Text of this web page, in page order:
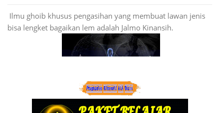
Rompi ghoib juga bisa di letakkan di sarana minyak, batu,
kembali lagi ke sumbernya di badan kita katena ijab qobul
prnyatuanya di badan , rompi ini sebagai baju spiritual kita.
Wasilah Rompi ghoib Rajah di Rajah Sulaiman :
Ilmu ghoib khusus pengasihan yang membuat lawan jenis
bisa lengket bagaikan lem adalah Jalmo Kinansih.